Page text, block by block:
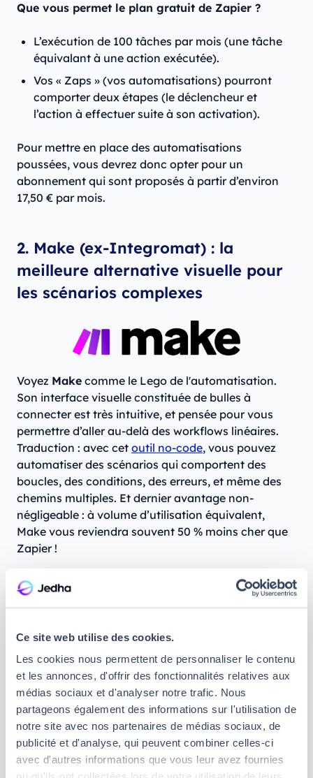
Ce site web utilise des cookies.
Les cookies nous permettent de personnaliser le contenu
et les annonces, d'offrir des fonctionnalités relatives aux
médias sociaux et d'analyser notre trafic. Nous
partageons également des informations sur l'utilisation de
notre site avec nos partenaires de médias sociaux, de
publicité et d'analyse, qui peuvent combiner celles-ci
avec d'autres informations que vous leur avez fournies
Que vous permet le plan gratuit de Zapier ?
L’exécution de 100 tâches par mois (une tâche
équivalant à une action exécutée).
Vos « Zaps » (vos automatisations) pourront
comporter deux étapes (le déclencheur et
l’action à effectuer suite à son activation).
Pour mettre en place des automatisations
poussées, vous devrez donc opter pour un
abonnement qui sont proposés à partir d’environ
17,50 € par mois.
2. Make (ex-Integromat) : la
meilleure alternative visuelle pour
les scénarios complexes
Voyez Make comme le Lego de l'automatisation.
Son interface visuelle constituée de bulles à
connecter est très intuitive, et pensée pour vous
permettre d’aller au-delà des workflows linéaires.
Traduction : avec cet outil no-code, vous pouvez
automatiser des scénarios qui comportent des
boucles, des conditions, des erreurs, et même des
chemins multiples. Et dernier avantage non-
négligeable : à volume d’utilisation équivalent,
Make vous reviendra souvent 50 % moins cher que
Zapier !
Que pouvez-vous faire avec Zapier ?
Créer un scénario qui traite différemment les
Automatiser votre processus de facturation et
intégrer un système de gestion des erreurs en
cas d’échec des paiements.
Synchroniser vos bases de données en temps
réel et automatiser la transformation de vos
données.